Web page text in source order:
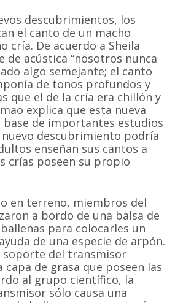
descubrimientos, los
el canto de un macho
cría. De acuerdo a Sheila
de acústica “nosotros nunca
algo semejante; el canto
de tonos profundos y
que el de la cría era chillón y
explica que esta nueva
base de importantes estudios
descubrimiento podría
enseñan sus cantos a
crías poseen su propio
en terreno, miembros del
a bordo de una balsa de
para colocarles un
de una especie de arpón.
soporte del transmisor
de grasa que poseen las
al grupo científico, la
sólo causa una